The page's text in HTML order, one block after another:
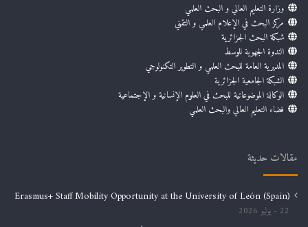
وزارة التعليم العالي و البحث العلمي
مركز البحث في الإعلام العلمي و التقني
شبكة البحث الجزائرية
الندوة الجهوية للوسط
المديرية العامة للبحث العلمي و التطوير التكنولوجي
الشبكة الجامعية الجزائرية
الوكالة الموضوعاتية للبحث في العلوم الإنسانية و الإجتماعية
فضاء التعليم العالي والبحث العلمي
مقالات حديثة
Erasmus+ Staff Mobility Opportunity at the University of León (Spain)
22 يوليو 2026